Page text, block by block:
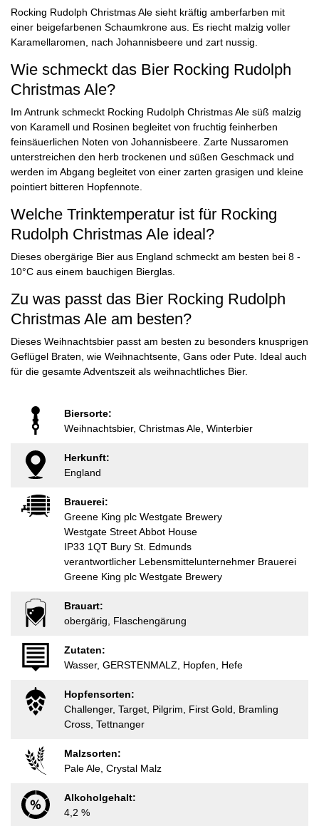
Rocking Rudolph Christmas Ale sieht kräftig amberfarben mit
einer beigefarbenen Schaumkrone aus. Es riecht malzig voller
Karamellaromen, nach Johannisbeere und zart nussig.
Wie schmeckt das Bier Rocking Rudolph
Christmas Ale?
Im Antrunk schmeckt Rocking Rudolph Christmas Ale süß malzig
von Karamell und Rosinen begleitet von fruchtig feinherben
feinsäuerlichen Noten von Johannisbeere. Zarte Nussaromen
unterstreichen den herb trockenen und süßen Geschmack und
werden im Abgang begleitet von einer zarten grasigen und kleine
pointiert bitteren Hopfennote.
Welche Trinktemperatur ist für Rocking
Rudolph Christmas Ale ideal?
Dieses obergärige Bier aus England schmeckt am besten bei 8 -
10°C aus einem bauchigen Bierglas.
Zu was passt das Bier Rocking Rudolph
Christmas Ale am besten?
Dieses Weihnachtsbier passt am besten zu besonders knusprigen
Geflügel Braten, wie Weihnachtsente, Gans oder Pute. Ideal auch
für die gesamte Adventszeit als weihnachtliches Bier.
Biersorte:
Weihnachtsbier, Christmas Ale, Winterbier
Herkunft:
England
Brauerei:
Greene King plc Westgate Brewery
Westgate Street Abbot House
IP33 1QT Bury St. Edmunds
verantwortlicher Lebensmittelunternehmer Brauerei
Greene King plc Westgate Brewery
Brauart:
obergärig, Flaschengärung
Zutaten:
Wasser, GERSTENMALZ, Hopfen, Hefe
Hopfensorten:
Challenger, Target, Pilgrim, First Gold, Bramling
Cross, Tettnanger
Malzsorten:
Pale Ale, Crystal Malz
Alkoholgehalt:
4,2 %